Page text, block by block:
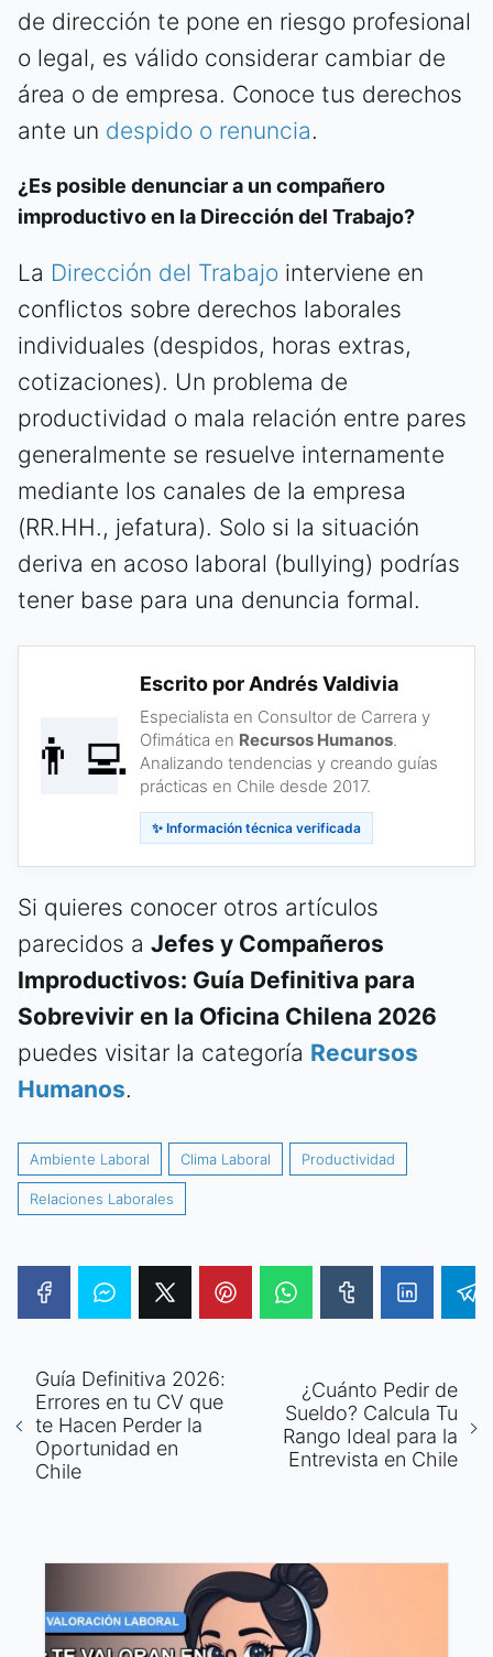
de dirección te pone en riesgo profesional
o legal, es válido considerar cambiar de
área o de empresa. Conoce tus derechos
ante un despido o renuncia.
¿Es posible denunciar a un compañero
improductivo en la Dirección del Trabajo?
La Dirección del Trabajo interviene en
conflictos sobre derechos laborales
individuales (despidos, horas extras,
cotizaciones). Un problema de
productividad o mala relación entre pares
generalmente se resuelve internamente
mediante los canales de la empresa
(RR.HH., jefatura). Solo si la situación
deriva en acoso laboral (bullying) podrías
tener base para una denuncia formal.
👨‍💻
Escrito por Andrés Valdivia
Especialista en Consultor de Carrera y
Ofimática en Recursos Humanos.
Analizando tendencias y creando guías
prácticas en Chile desde 2017.
✨ Información técnica verificada
Si quieres conocer otros artículos
parecidos a Jefes y Compañeros
Improductivos: Guía Definitiva para
Sobrevivir en la Oficina Chilena 2026
puedes visitar la categoría Recursos
Humanos.
Ambiente Laboral Clima Laboral Productividad
Relaciones Laborales
Guía Definitiva 2026:
Errores en tu CV que
te Hacen Perder la
Oportunidad en
Chile
¿Cuánto Pedir de
Sueldo? Calcula Tu
Rango Ideal para la
Entrevista en Chile